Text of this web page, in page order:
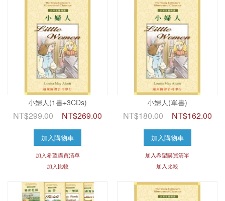
小婦人(1書+3CDs)
NT$299.00 NT$269.00
加入購物車
加入希望購買清單
加入比較
小婦人(單書)
NT$180.00 NT$162.00
加入購物車
加入希望購買清單
加入比較